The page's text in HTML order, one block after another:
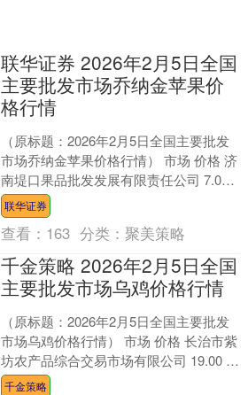
联华证券 2026年2月5日全国
主要批发市场乔纳金苹果价
格行情
（原标题：2026年2月5日全国主要批发
市场乔纳金苹果价格行情） 市场 价格 济
南堤口果品批发发展有限责任公司 7.00
单位：元/公斤 数据来源：农业农村部
信....
联华证券
查看： 163 分类： 聚美策略
千金策略 2026年2月5日全国
主要批发市场乌鸡价格行情
（原标题：2026年2月5日全国主要批发
市场乌鸡价格行情） 市场 价格 长治市紫
坊农产品综合交易市场有限公司 19.00 江
西九江琵琶湖农产品物流有限公司 18....
千金策略